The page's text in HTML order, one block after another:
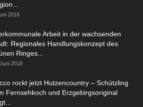
2018
Arbeit in der wachsenden
Regionales Handlungskonzept des
Ringes...
2018
rockt jetzt Hutzencountry – Schützling
Fernsehkoch und Erzgebirgsoriginal